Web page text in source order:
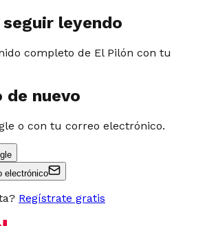
leyendo
completo de El Pilón con tu
de nuevo
o con tu correo electrónico.
electrónico
Regístrate gratis